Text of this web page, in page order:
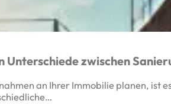
Unterschiede zwischen
an Ihrer Immobilie planen, ist